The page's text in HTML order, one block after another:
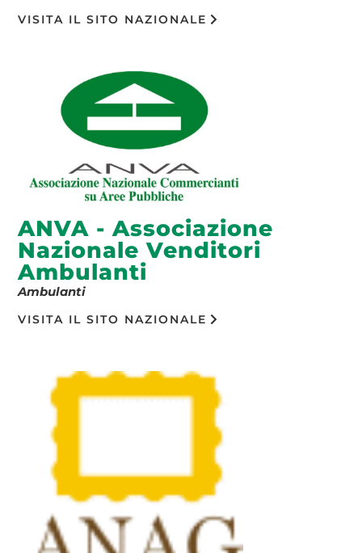
VISITA IL SITO NAZIONALE
ANVA - Associazione
Nazionale Venditori
Ambulanti
Ambulanti
VISITA IL SITO NAZIONALE